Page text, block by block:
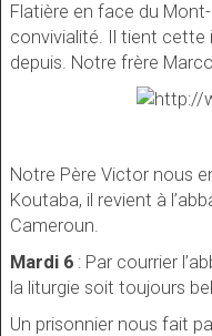
Flatière en face du
convivialité. Il tient cette
depuis. Notre frère Marco
Notre Père Victor nous
Koutaba, il revient à
Cameroun.
Mardi 6 : Par courrier
la liturgie soit toujours
Un prisonnier nous fait